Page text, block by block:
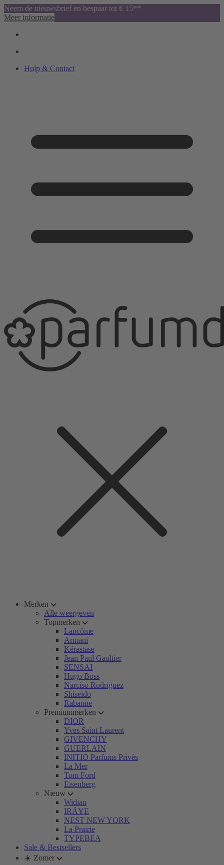
Neem de nieuwsbrief en bespaar tot € 15**
Meer informatie
Hulp & Contact
Merken
Alle weergeven
Topmerken
Lancôme
Armani
Kérastase
Jean Paul Gaultier
SENSAI
Hugo Boss
Narciso Rodriguez
Shiseido
Rabanne
Premiummerken
DIOR
Yves Saint Laurent
GIVENCHY
GUERLAIN
INITIO Parfums Privés
La Mer
Tom Ford
Eisenberg
Nieuw
Widian
IRÄYE
NEST NEW YORK
La Prairie
TYPEBEA
Sale & Bestsellers
☀️ Zomer